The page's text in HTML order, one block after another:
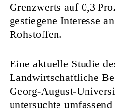
Grenzwerts auf 0,3
gestiegene Interesse
Rohstoffen.
Eine aktuelle Studie
Landwirtschaftliche
Georg-August-
untersuchte